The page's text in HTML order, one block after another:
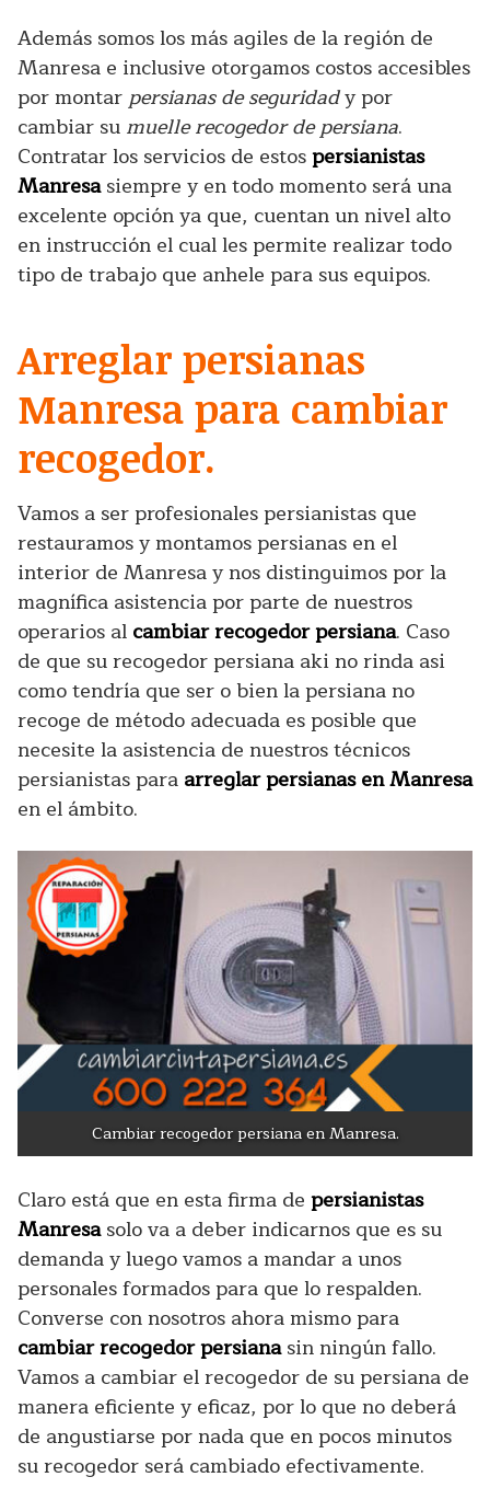
Además somos los más agiles de la región de
Manresa e inclusive otorgamos costos accesibles
por montar persianas de seguridady por
cambiar su muelle recogedor de persiana.
Contratar los servicios de estospersianistas
Manresasiempre y en todo momento será una
excelente opción ya que, cuentan un nivel alto
en instrucción el cual les permite realizar todo
tipo de trabajo que anhele para sus equipos.
Arreglar persianas
Manresa para cambiar
recogedor.
Vamos a ser profesionales persianistas que
restauramos y montamos persianas en el
interior de Manresa y nos distinguimos por la
magnífica asistencia por parte de nuestros
operarios al cambiar recogedor persiana. Caso
de que su recogedor persiana aki no rinda asi
como tendría que ser o bien la persiana no
recoge de método adecuada es posible que
necesite la asistencia de nuestros técnicos
persianistas para arreglar persianas en Manresa
en el ámbito.
Cambiar recogedor persiana en Manresa.
Claro está que en esta firma de persianistas
Manresasolo va a deber indicarnos que es su
demanda y luego vamos a mandar a unos
personales formados para que lo respalden.
Converse con nosotros ahora mismo para
cambiar recogedor persianasin ningún fallo.
Vamos a cambiar el recogedor de su persiana de
manera eficiente y eficaz, por lo que no deberá
de angustiarse por nada que en pocos minutos
su recogedor será cambiado efectivamente.